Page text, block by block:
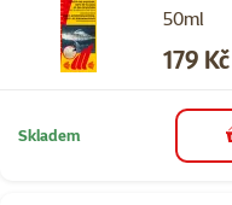
50ml
Cena
179 Kč
Skladem